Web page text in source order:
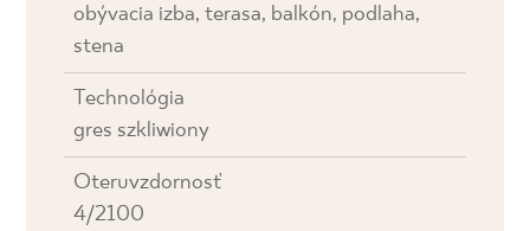
obývacia izba, terasa, balkón, podlaha,
stena
Technológia
gres szkliwiony
Oteruvzdornosť
4/2100